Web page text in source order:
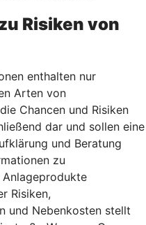
Risiken von
enthalten nur
Arten von
Chancen und Risiken
dar und sollen eine
und Beratung
zu
Risiken,
und Nebenkosten stellt